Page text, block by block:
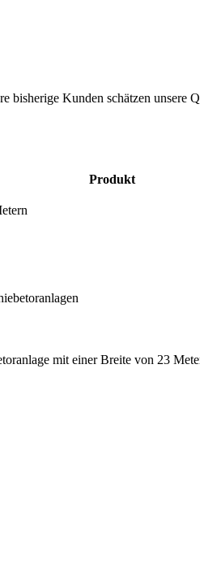
bisherige Kunden schätzen
Produkt
mit einer Breite von 23